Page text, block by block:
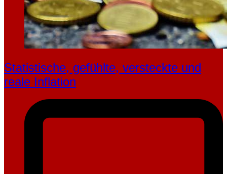
Statistische, gefühlte, ver­steckte und
reale Inflation